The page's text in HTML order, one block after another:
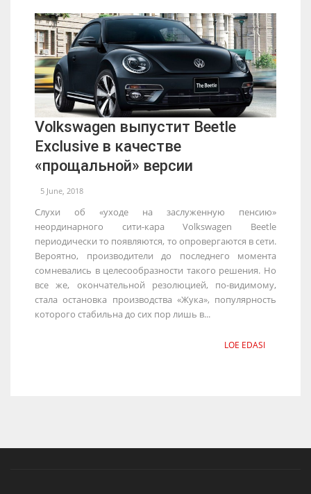
Volkswagen выпустит Beetle
Exclusive в качестве
«прощальной» версии
5 June, 2018
Слухи об «уходе на заслуженную пенсию»
неординарного сити-кара Volkswagen Beetle
периодически то появляются, то опровергаются в сети.
Вероятно, производители до последнего момента
сомневались в целесообразности такого решения. Но
все же, окончательной резолюцией, по-видимому,
стала остановка производства «Жука», популярность
которого стабильна до сих пор лишь в...
LOE EDASI